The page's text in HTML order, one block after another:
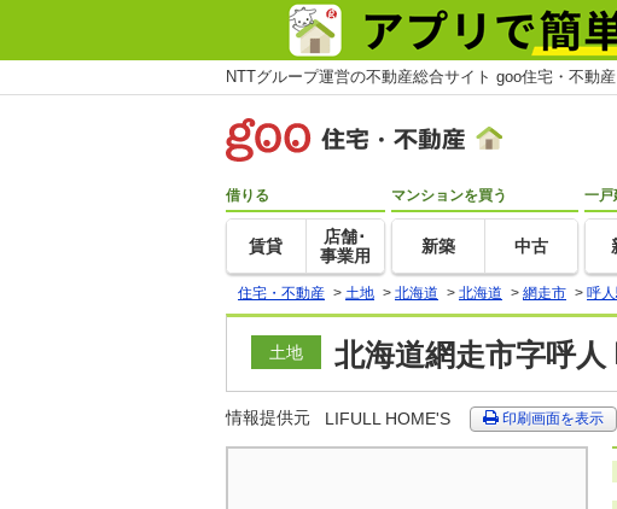
NTTグループ運営の不動産総合サイト goo住宅・不動産
借りる
賃貸
店舗･
事業用
マンションを買う
新築 中古
一戸
住宅・不動産 > 土地 > 北海道 > 北海道 > 網走市 > 呼
土地 北海道網走市字呼人
情報提供元 LIFULL HOME'S 印刷画面を表示